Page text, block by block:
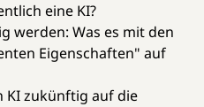
eine KI?
werden: Was es mit den
Eigenschaften" auf
KI zukünftig auf die